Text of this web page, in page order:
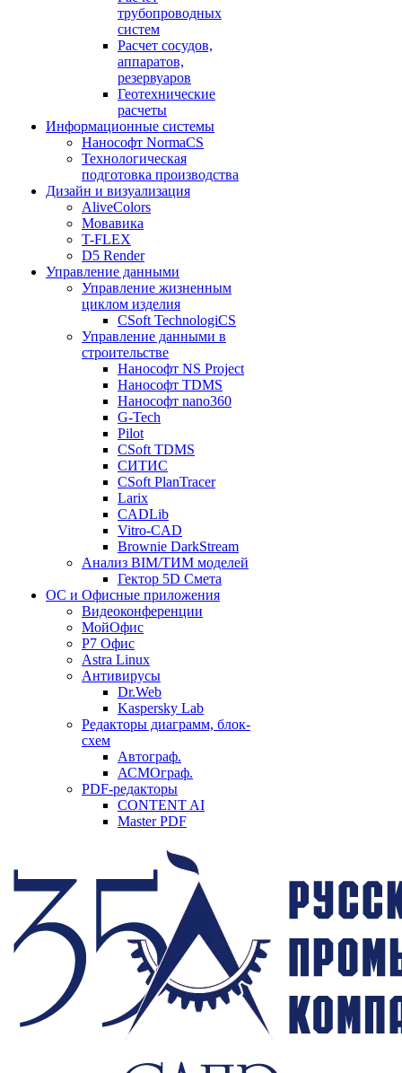
трубопроводных
систем
Расчет сосудов,
аппаратов,
резервуаров
Геотехнические
расчеты
Информационные системы
Нанософт NormaCS
Технологическая
подготовка производства
Дизайн и визуализация
AliveColors
Мовавика
T-FLEX
D5 Render
Управление данными
Управление жизненным
циклом изделия
CSoft TechnologiCS
Управление данными в
строительстве
Нанософт NS Project
Нанософт TDMS
Нанософт nano360
G-Tech
Pilot
CSoft TDMS
СИТИС
CSoft PlanTracer
Larix
CADLib
Vitro-CAD
Brownie DarkStream
Анализ BIM/ТИМ моделей
Гектор 5D Смета
ОС и Офисные приложения
Видеоконференции
МойОфис
P7 Офис
Astra Linux
Антивирусы
Dr.Web
Kaspersky Lab
Редакторы диаграмм, блок-
схем
Автограф.
АСМОграф.
PDF-редакторы
CONTENT AI
Master PDF